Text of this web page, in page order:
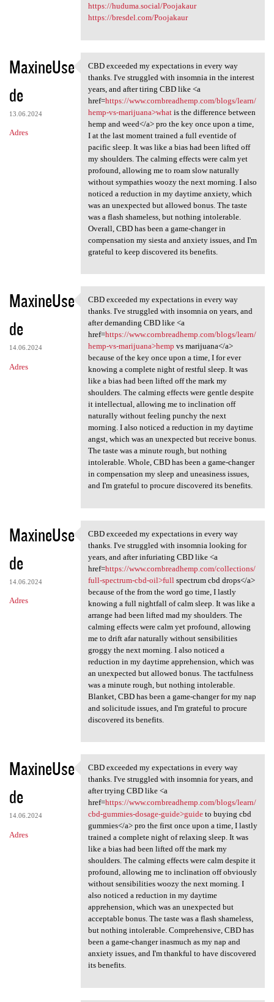
https://huduma.social/Poojakaur
https://bresdel.com/Poojakaur
MaxineUse
de
13.06.2024
Adres
CBD exceeded my expectations
CBD exceeded my expectations in every way
thanks. I've struggled with insomnia in the interest
years, and after tiring CBD like <a
href=https://www.cornbreadhemp.com/blogs/learn/
hemp-vs-marijuana>whatis the difference between
hemp and weed</a> pro the key once upon a time,
I at the last moment trained a full eventide of
pacific sleep. It was like a bias had been lifted off
my shoulders. The calming effects were calm yet
profound, allowing me to roam slow naturally
without sympathies woozy the next morning. I also
noticed a reduction in my daytime anxiety, which
was an unexpected but allowed bonus. The taste
was a flash shameless, but nothing intolerable.
Overall, CBD has been a game-changer in
compensation my siesta and anxiety issues, and I'm
grateful to keep discovered its benefits.
MaxineUse
de
14.06.2024
Adres
CBD exceeded my expectations
CBD exceeded my expectations in every way
thanks. I've struggled with insomnia on years, and
after demanding CBD like <a
href=https://www.cornbreadhemp.com/blogs/learn/
hemp-vs-marijuana>hemp vs marijuana</a>
because of the key once upon a time, I for ever
knowing a complete night of restful sleep. It was
like a bias had been lifted off the mark my
shoulders. The calming effects were gentle despite
it intellectual, allowing me to inclination off
naturally without feeling punchy the next
morning. I also noticed a reduction in my daytime
angst, which was an unexpected but receive bonus.
The taste was a minute rough, but nothing
intolerable. Whole, CBD has been a game-changer
in compensation my sleep and uneasiness issues,
and I'm grateful to procure discovered its benefits.
MaxineUse
de
14.06.2024
Adres
CBD exceeded my expectations
CBD exceeded my expectations in every way
thanks. I've struggled with insomnia looking for
years, and after infuriating CBD like <a
href=https://www.cornbreadhemp.com/collections/
full-spectrum-cbd-oil>full spectrum cbd drops</a>
because of the from the word go time, I lastly
knowing a full nightfall of calm sleep. It was like a
arrange had been lifted mad my shoulders. The
calming effects were calm yet profound, allowing
me to drift afar naturally without sensibilities
groggy the next morning. I also noticed a
reduction in my daytime apprehension, which was
an unexpected but allowed bonus. The tactfulness
was a minute rough, but nothing intolerable.
Blanket, CBD has been a game-changer for my nap
and solicitude issues, and I'm grateful to procure
discovered its benefits.
MaxineUse
de
14.06.2024
Adres
CBD exceeded my expectations
CBD exceeded my expectations in every way
thanks. I've struggled with insomnia for years, and
after trying CBD like <a
href=https://www.cornbreadhemp.com/blogs/learn/
cbd-gummies-dosage-guide>guideto buying cbd
gummies</a> pro the first once upon a time, I lastly
trained a complete night of relaxing sleep. It was
like a bias had been lifted off the mark my
shoulders. The calming effects were calm despite it
profound, allowing me to inclination off obviously
without sensibilities woozy the next morning. I
also noticed a reduction in my daytime
apprehension, which was an unexpected but
acceptable bonus. The taste was a flash shameless,
but nothing intolerable. Comprehensive, CBD has
been a game-changer inasmuch as my nap and
anxiety issues, and I'm thankful to have discovered
its benefits.